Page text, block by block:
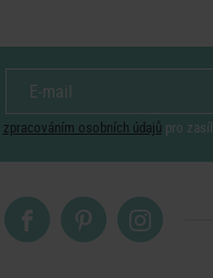
zpracováním osobních údajů pro